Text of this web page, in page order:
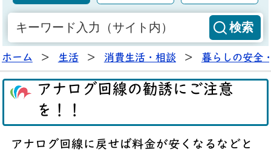
ホーム > 生活 > 消費生活・相談 > 暮らしの安全
アナログ回線の勧誘にご注意
を！！
アナログ回線に戻せば料金が安くなるなどと